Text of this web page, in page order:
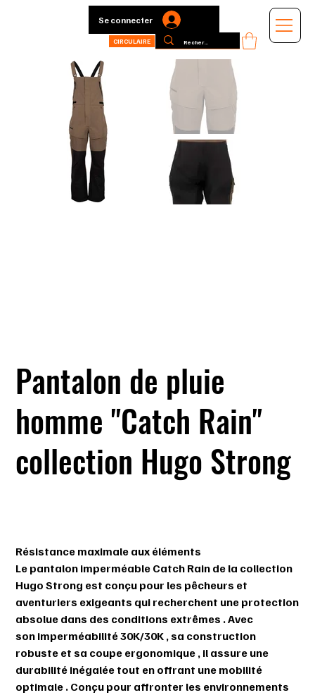
Se connecter
CIRCULAIRE
Pantalon de pluie
homme "Catch Rain"
collection Hugo Strong
Résistance maximale aux éléments
Le pantalon imperméable Catch Rain de la collection
Hugo Strong est conçu pour les pêcheurs et
aventuriers exigeants qui recherchent une protection
absolue dans des conditions extrêmes . Avec
son imperméabilité 30K/30K ,sa construction
robuste etsa coupe ergonomique , il assure une
durabilité inégalée tout en offrant une mobilité
optimale . Conçu pour affronter les environnements